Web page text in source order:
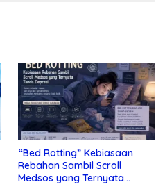
“Bed Rotting” Kebiasaan
Rebahan Sambil Scroll
Medsos yang Ternyata